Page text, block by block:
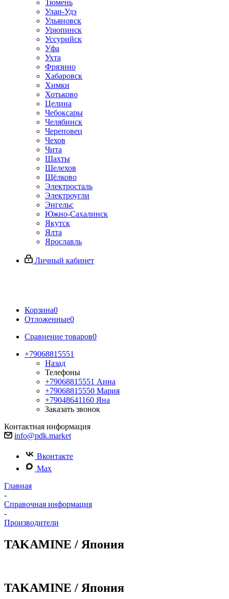
Тюмень
Улан-Удэ
Ульяновск
Урюпинск
Уссурийск
Уфа
Ухта
Фрязино
Хабаровск
Химки
Хотьково
Целина
Чебоксары
Челябинск
Череповец
Чехов
Чита
Шахты
Шелехов
Щёлково
Электросталь
Электроугли
Энгельс
Южно-Сахалинск
Якутск
Ялта
Ярославль
Личный кабинет
Корзина0
Отложенные0
Сравнение товаров0
+79068815551
Назад
Телефоны
+79068815551 Анна
+79068815550 Мария
+79048641160 Яна
Заказать звонок
Контактная информация
info@pdk.market
Вконтакте
Max
Главная
-
Справочная информация
-
Производители
TAKAMINE / Япония
TAKAMINE / Япония